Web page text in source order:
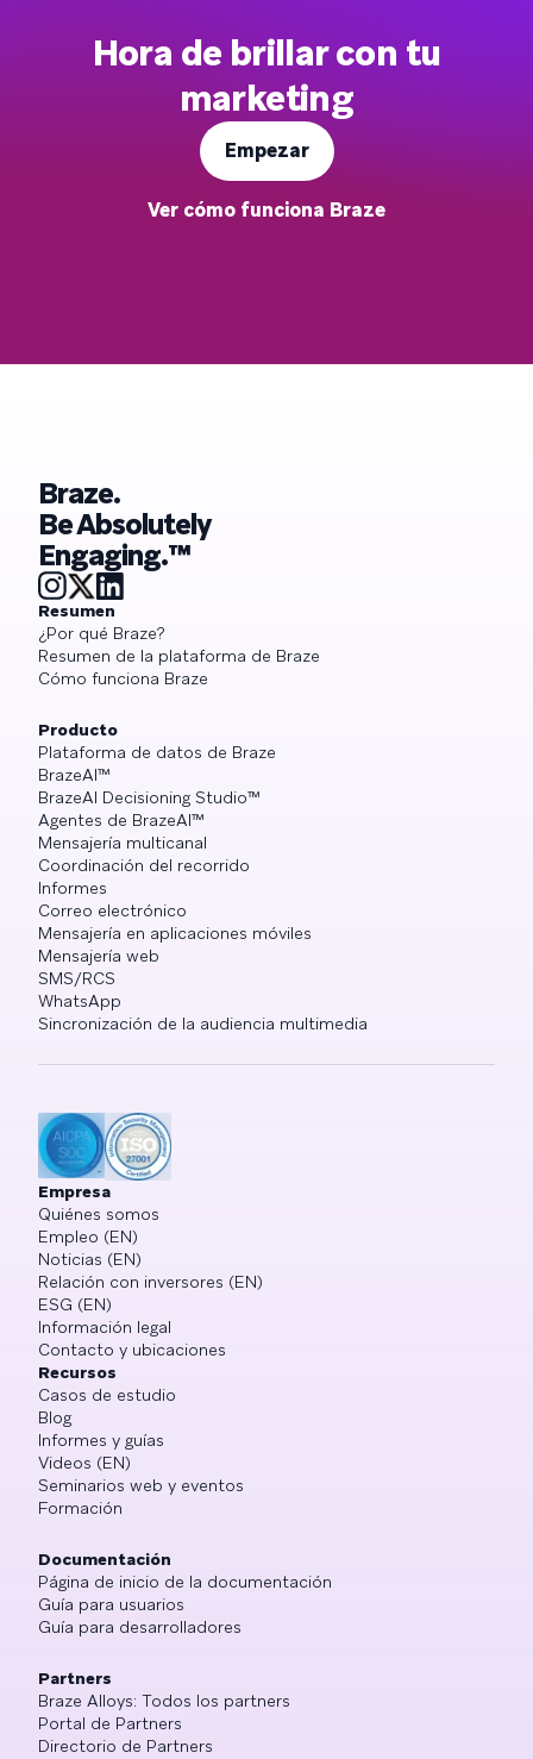
Hora de brillar con tu
marketing
Empezar
Ver cómo funciona Braze
Braze.
Be Absolutely
Engaging.™
Resumen
¿Por qué Braze?
Resumen de la plataforma de Braze
Cómo funciona Braze
Producto
Plataforma de datos de Braze
BrazeAI™
BrazeAI Decisioning Studio™
Agentes de BrazeAI™
Mensajería multicanal
Coordinación del recorrido
Informes
Correo electrónico
Mensajería en aplicaciones móviles
Mensajería web
SMS/RCS
WhatsApp
Sincronización de la audiencia multimedia
Empresa
Quiénes somos
Empleo (EN)
Noticias (EN)
Relación con inversores (EN)
ESG (EN)
Información legal
Contacto y ubicaciones
Recursos
Casos de estudio
Blog
Informes y guías
Videos (EN)
Seminarios web y eventos
Formación
Documentación
Página de inicio de la documentación
Guía para usuarios
Guía para desarrolladores
Partners
Braze Alloys: Todos los partners
Portal de Partners
Directorio de Partners